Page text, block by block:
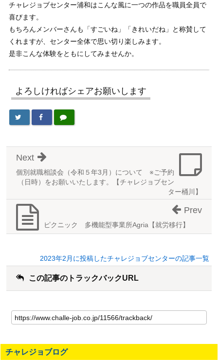
チャレジョブセンター浦和はこんな風に一つの作品を職員全員で
喜びます。
もちろんメンバーさんも「すごいね」「きれいだね」と称賛して
くれますが、センター全体で思い切り楽しみます。
是非こんな体験をともにしてみませんか。
よろしければシェアお願いします
個別就職相談会（令和５年3月）について ※ご予約
（日時）をお願いいたします。【チャレジョブセン
ター桶川】
Next
ピクニック 多機能型事業所Agria【就労移行】
Prev
2023年2月に投稿したチャレジョブセンターの記事一覧
この記事のトラックバックURL
の
記
の
ト
チャレジョブログ